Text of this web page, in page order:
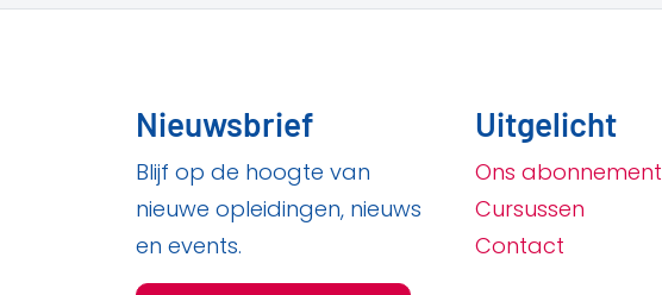
Nieuwsbrief
Blijf op de hoogte van
nieuwe opleidingen, nieuws
en events.
Uitgelicht
Ons abonnement
Cursussen
Contact